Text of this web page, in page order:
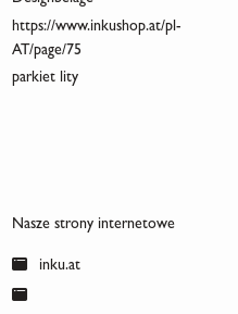
https://www.inkushop.at/pl-
AT/page/75
parkiet lity
Nasze strony internetowe
inku.at